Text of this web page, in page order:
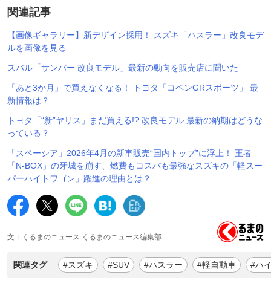
関連記事
【画像ギャラリー】新デザイン採用！ スズキ「ハスラー」改良モデ
ルを画像を見る
スバル「サンバー 改良モデル」最新の動向を販売店に聞いた
「あと3か月」で買えなくなる！ トヨタ「コペンGRスポーツ」 最
新情報は？
トヨタ「“新”ヤリス」まだ買える!? 改良モデル 最新の納期はどうな
っている？
「スペーシア」2026年4月の新車販売“国内トップ”に浮上！ 王者
「N-BOX」の牙城を崩す、燃費もコスパも最強なスズキの「軽スー
パーハイトワゴン」躍進の理由とは？
文：くるまのニュース くるまのニュース編集部
関連タグ #スズキ #SUV #ハスラー #軽自動車 #ハ